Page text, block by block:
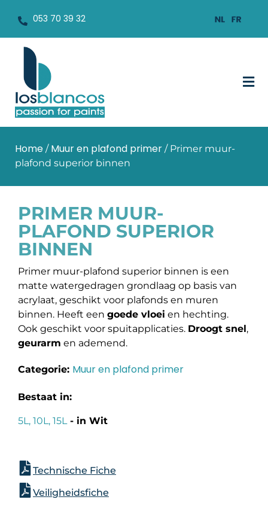
053 70 39 32
Home / Muur en plafond primer / Primer muur-
plafond superior binnen
PRIMER MUUR-
PLAFOND SUPERIOR
BINNEN
Primer muur-plafond superior binnen is een
matte watergedragen grondlaag op basis van
acrylaat, geschikt voor plafonds en muren
binnen. Heeft een goede vloei en hechting.
Ook geschikt voor spuitapplicaties. Droogt snel,
geurarm en ademend.
Categorie: Muur en plafond primer
Bestaat in:
5L, 10L, 15L- in Wit
Technische Fiche
Veiligheidsfiche